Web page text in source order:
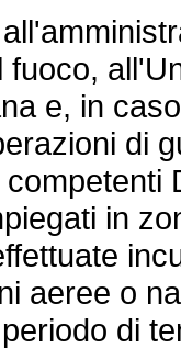
fuoco,
e, in
di
in
aeree o
di